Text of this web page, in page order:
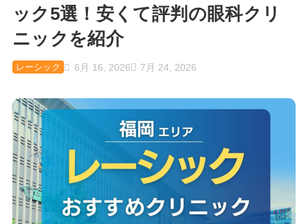
ック5選！安くて評判の眼科クリ
ニックを紹介
6月 16, 2026 7月 24, 2026
レーシック